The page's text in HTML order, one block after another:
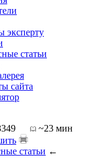
эксперту
статьи
сайта
~23 мин
статьи ←